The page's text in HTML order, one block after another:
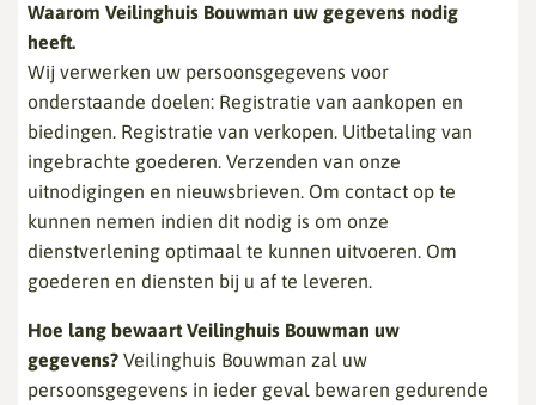
Waarom Veilinghuis Bouwman uw gegevens nodig
heeft.
Wij verwerken uw persoonsgegevens voor
onderstaande doelen: Registratie van aankopen en
biedingen. Registratie van verkopen. Uitbetaling van
ingebrachte goederen. Verzenden van onze
uitnodigingen en nieuwsbrieven. Om contact op te
kunnen nemen indien dit nodig is om onze
dienstverlening optimaal te kunnen uitvoeren. Om
goederen en diensten bij u af te leveren.
Hoe lang bewaart Veilinghuis Bouwman uw
gegevens? Veilinghuis Bouwman zal uw
persoonsgegevens in ieder geval bewaren gedurende